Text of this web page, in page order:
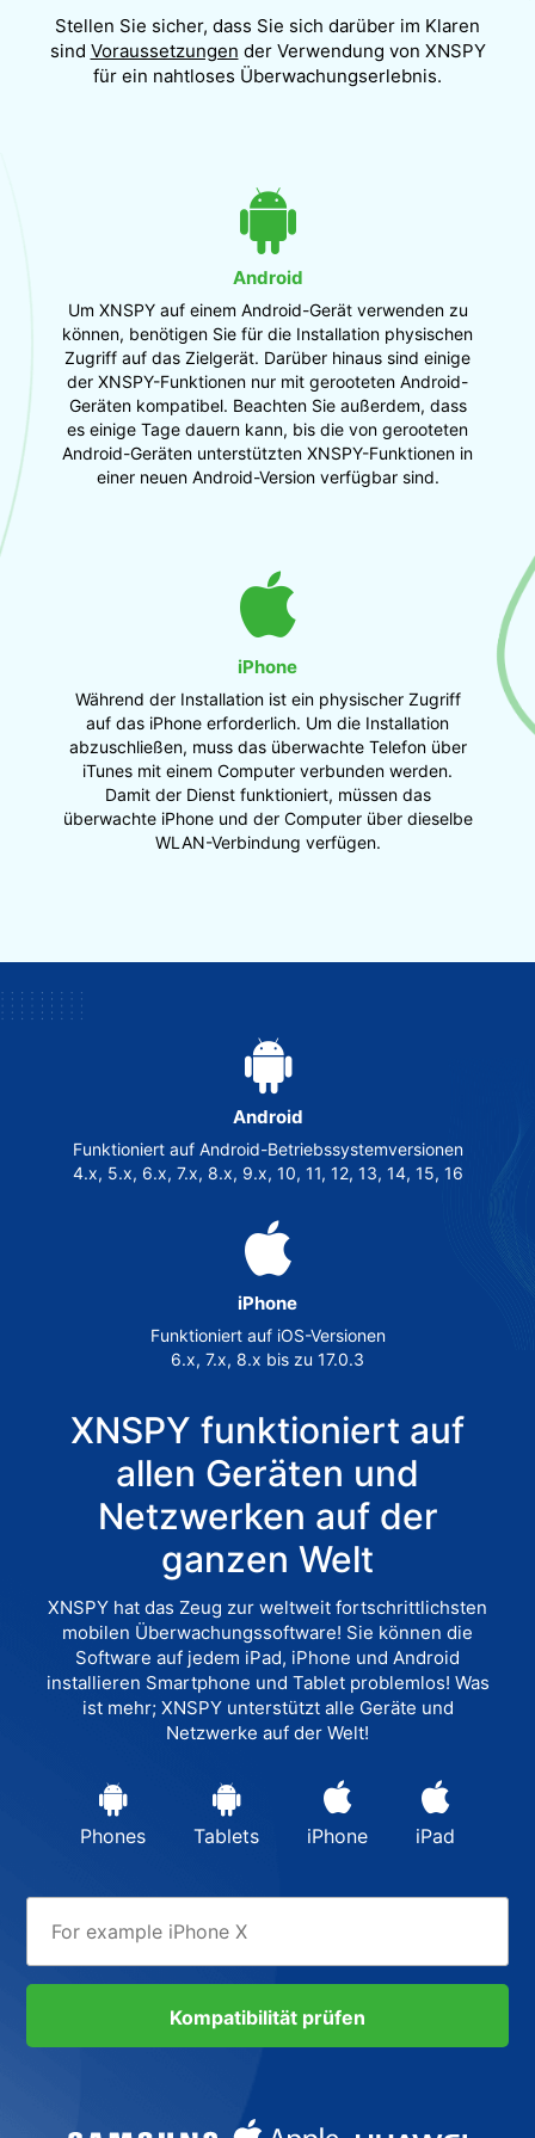
Stellen Sie sicher, dass Sie sich darüber im Klaren
sind Voraussetzungen der Verwendung von XNSPY
für ein nahtloses Überwachungserlebnis.
Android
Um XNSPY auf einem Android-Gerät verwenden zu
können, benötigen Sie für die Installation physischen
Zugriff auf das Zielgerät. Darüber hinaus sind einige
der XNSPY-Funktionen nur mit gerooteten Android-
Geräten kompatibel. Beachten Sie außerdem, dass
es einige Tage dauern kann, bis die von gerooteten
Android-Geräten unterstützten XNSPY-Funktionen in
einer neuen Android-Version verfügbar sind.
iPhone
Während der Installation ist ein physischer Zugriff
auf das iPhone erforderlich. Um die Installation
abzuschließen, muss das überwachte Telefon über
iTunes mit einem Computer verbunden werden.
Damit der Dienst funktioniert, müssen das
überwachte iPhone und der Computer über dieselbe
WLAN-Verbindung verfügen.
Android
Funktioniert auf Android-Betriebssystemversionen
4.x, 5.x, 6.x, 7.x, 8.x, 9.x, 10, 11, 12, 13, 14, 15, 16
iPhone
Funktioniert auf iOS-Versionen
6.x, 7.x, 8.x bis zu 17.0.3
XNSPY funktioniert auf
allen Geräten und
Netzwerken auf der
ganzen Welt
XNSPY hat das Zeug zur weltweit fortschrittlichsten
mobilen Überwachungssoftware! Sie können die
Software auf jedem iPad, iPhone und Android
installieren Smartphone und Tablet problemlos! Was
ist mehr; XNSPY unterstützt alle Geräte und
Netzwerke auf der Welt!
Phones Tablets iPhone iPad
Kompatibilität prüfen